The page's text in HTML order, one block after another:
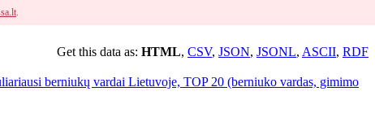
.
Get this data as: HTML, CSV, JSON, JSONL, ASCII, RDF
berniukų vardai Lietuvoje, TOP 20 (berniuko vardas, gimimo